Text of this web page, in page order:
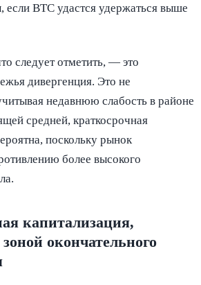
BTC удастся удержаться выше
следует отметить, — это
дивергенция. Это не
недавнюю слабость в районе
средней, краткосрочная
поскольку рынок
более высокого
капитализация,
окончательного